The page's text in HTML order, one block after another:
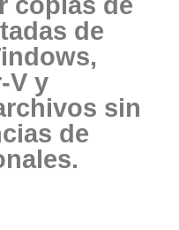
de
V y
sin
de